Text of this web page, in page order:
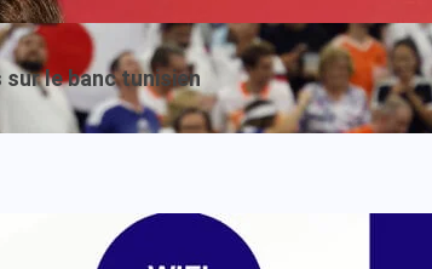
sur le banc tunisien